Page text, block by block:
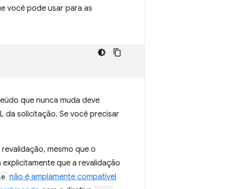
você pode usar para as
que nunca muda deve
da solicitação. Se você precisar
mesmo que o
explicitamente que a revalidação
não é amplamente compatível